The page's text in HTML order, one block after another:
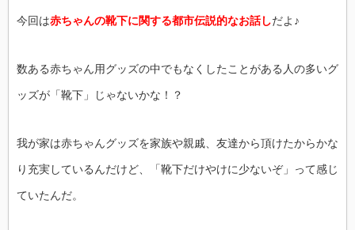
今回は赤ちゃんの靴下に関する都市伝説的なお話しだよ♪
数ある赤ちゃん用グッズの中でもなくしたことがある人の多いグ
ッズが「靴下」じゃないかな！？
我が家は赤ちゃんグッズを家族や親戚、友達から頂けたからかな
り充実しているんだけど、「靴下だけやけに少ないぞ」って感じ
ていたんだ。